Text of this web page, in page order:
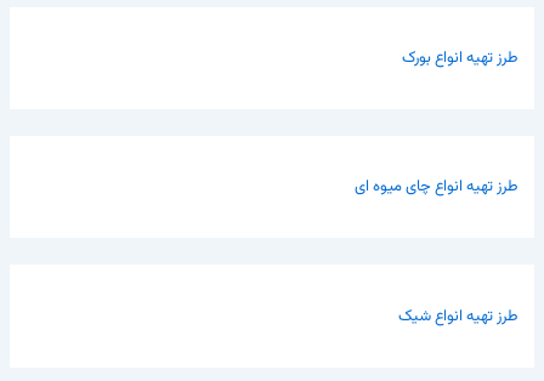
طرز تهیه انواع بورک
طرز تهیه انواع چای میوه ای
طرز تهیه انواع شیک